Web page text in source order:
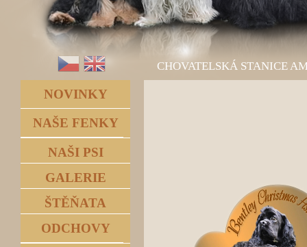
CHOVATELSKÁ STANICE
NOVINKY
NAŠE FENKY
NAŠI PSI
GALERIE
ŠTĚŇATA
ODCHOVY